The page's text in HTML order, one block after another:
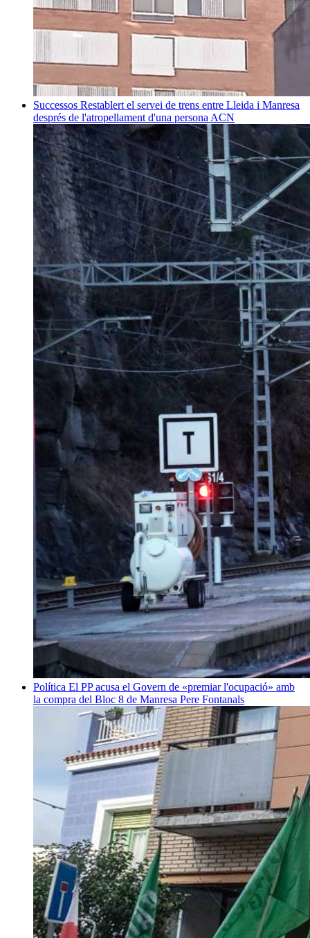
Successos Restablert el servei de trens entre Lleida i Manresa
després de l'atropellament d'una persona ACN
Política El PP acusa el Govern de «premiar l'ocupació» amb
la compra del Bloc 8 de Manresa Pere Fontanals